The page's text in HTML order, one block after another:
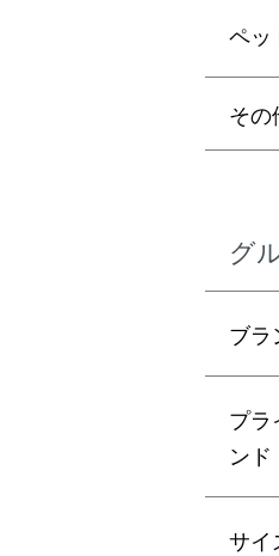
ペッ
その
グ
ブラ
プラ
ンド
サイ